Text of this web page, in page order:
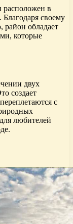
расположен в
своему
обладает
которые
двух
создает
с
любителей